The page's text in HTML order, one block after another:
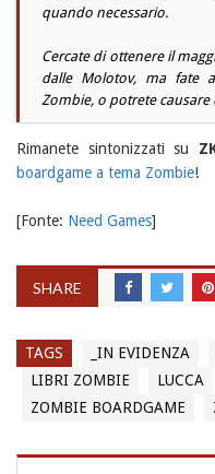
quando necessario.
Cercate di ottenere il
dalle Molotov, ma fate
Zombie, o potrete causare
Rimanete sintonizzati su
boardgame a tema Zombie!
[Fonte: Need Games]
SHARE
TAGS _IN EVIDENZA
LIBRI ZOMBIE
LUCCA
ZOMBIE BOARDGAME